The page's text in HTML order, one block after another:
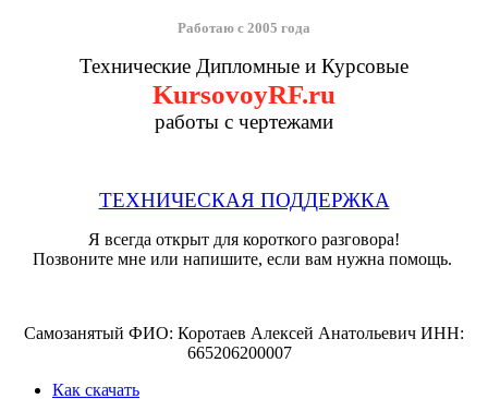
Работаю с 2005 года
Технические Дипломные и Курсовые
KursovoyRF.ru
работы с чертежами
ТЕХНИЧЕСКАЯ ПОДДЕРЖКА
Я всегда открыт для короткого разговора!
Позвоните мне или напишите, если вам нужна помощь.
Самозанятый ФИО: Коротаев Алексей Анатольевич ИНН:
665206200007
Как скачать